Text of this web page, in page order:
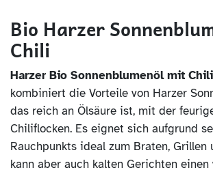
Bio Harzer
Chili
Harzer Bio Sonnenblumenöl mit
kombiniert die Vorteile von Harzer
das reich an Ölsäure ist, mit der
Chiliflocken. Es eignet sich aufgrund
Rauchpunkts ideal zum Braten, Grillen
kann aber auch kalten Gerichten